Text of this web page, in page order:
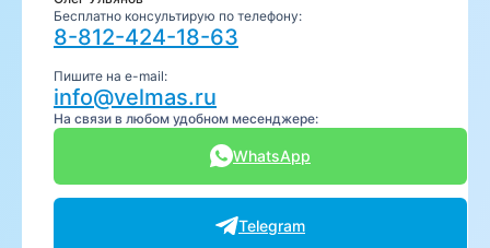
Бесплатно консультирую по телефону:
8-812-424-18-63
Пишите на e-mail:
info@velmas.ru
На связи в любом удобном месенджере:
WhatsApp
Telegram